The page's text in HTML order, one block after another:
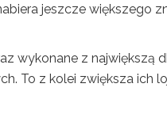
jeszcze większego
wykonane z największą
To z kolei zwiększa ich